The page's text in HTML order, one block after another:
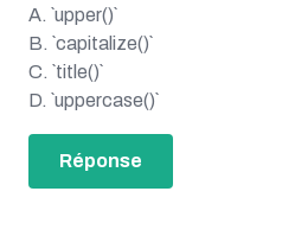
A. `upper()`
B. `capitalize()`
C. `title()`
D. `uppercase()`
Réponse